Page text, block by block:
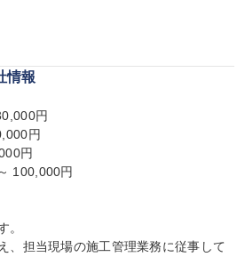
情報
円
円
円
100,000円
。
、担当現場の施工管理業務に従事して